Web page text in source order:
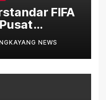
FIFA
Bola NEWS